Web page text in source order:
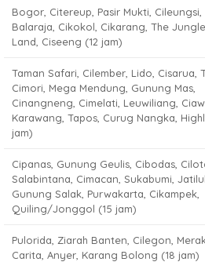
Bogor, Citereup, Pasir Mukti, Cileungsi,
Balaraja, Cikokol, Cikarang, The
Land, Ciseeng (12 jam)
Taman Safari, Cilember, Lido, Cisarua,
Cimori, Mega Mendung, Gunung Mas,
Cinangneng, Cimelati, Leuwiliang,
Karawang, Tapos, Curug Nangka,
jam)
Cipanas, Gunung Geulis, Cibodas,
Salabintana, Cimacan, Sukabumi,
Gunung Salak, Purwakarta, Cikampek,
Quiling/Jonggol (15 jam)
Pulorida, Ziarah Banten, Cilegon,
Carita, Anyer, Karang Bolong (18 jam)